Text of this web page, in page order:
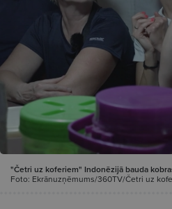
"Četri uz koferiem" Indonēzijā bauda
Foto: Ekrānuzņēmums/360TV/Četri uz